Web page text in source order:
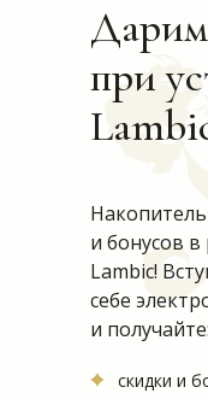
и бонусов в
Lambic!
себе
и получайте:
Дарим
при
скидки и